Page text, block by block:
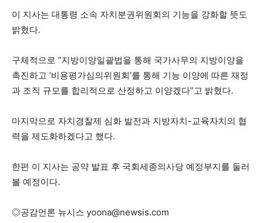
이 지사는 대통령 소속 자치분권위원회의 기능을 강화할 뜻도
밝혔다.
구체적으로 “지방이양일괄법을 통해 국가사무의 지방이양을
촉진하고 ‘비용평가심의위원회’를 통해 기능 이양에 따른 재정
과 조직 규모를 합리적으로 산정하고 이양겠다”고 밝혔다.
마지막으로 자치경찰제 심화 발전과 지방자치-교육자치의 협
력을 제도화하겠다고 했다.
한편 이 지사는 공약 발표 후 국회세종의사당 예정부지를 둘러
볼 예정이다.
◎공감언론 뉴시스 yoona@newsis.com